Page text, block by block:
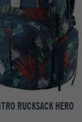
RUCKSACK HERO